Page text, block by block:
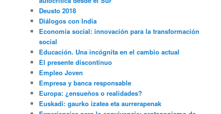
Deusto 2018
Diálogos con India
Economía social: innovación para la transformación
social
Educación. Una incógnita en el cambio actual
El presente discontinuo
Empleo Joven
Empresa y banca responsable
Europa: ¿ensueños o realidades?
Euskadi: gaurko izatea eta aurrerapenak